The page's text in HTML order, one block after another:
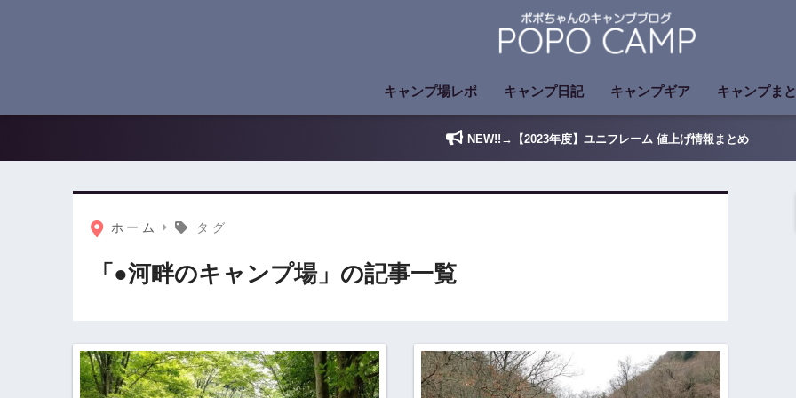
キャンプ場レポ キャンプ日記 キャンプギア キャンプま
NEW!!→【2023年度】ユニフレーム 値上げ情報まとめ
ホーム タグ
「●河畔のキャンプ場」の記事一覧